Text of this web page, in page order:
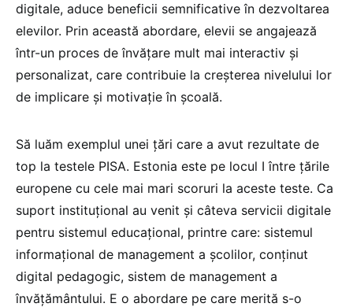
digitale, aduce beneficii semnificative în dezvoltarea
elevilor. Prin această abordare, elevii se angajează
într-un proces de învățare mult mai interactiv și
personalizat, care contribuie la creșterea nivelului lor
de implicare și motivație în școală.
Să luăm exemplul unei țări care a avut rezultate de
top la testele PISA. Estonia este pe locul I între țările
europene cu cele mai mari scoruri la aceste teste. Ca
suport instituțional au venit și câteva servicii digitale
pentru sistemul educațional, printre care: sistemul
informațional de management a școlilor, conținut
digital pedagogic, sistem de management a
învățământului. E o abordare pe care merită s-o